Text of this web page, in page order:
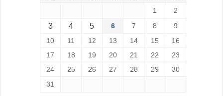
1
2
3 4 5 6 7 8
9
10
11 12 13 14 15
16
17
18 19 20 21 22
23
24
25 26 27 28 29
30
31